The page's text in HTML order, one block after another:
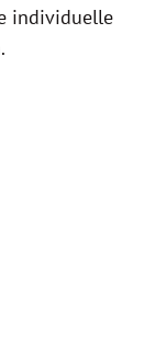
individuelle